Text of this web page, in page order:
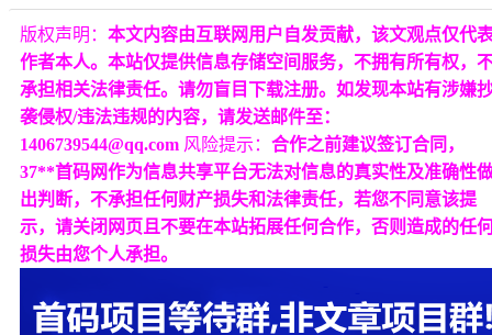
版权声明： 本文内容由互联网用户自发贡献，该文观点仅代
作者本人。本站仅提供信息存储空间服务，不拥有所有权，
承担相关法律责任。请勿盲目下载注册。如发现本站有涉嫌
袭侵权/违法违规的内容，请发送邮件至：
1406739544@qq.com 风险提示： 合作之前建议签订合同，
37**首码网作为信息共享平台无法对信息的真实性及准确性
出判断，不承担任何财产损失和法律责任，若您不同意该提
示，请关闭网页且不要在本站拓展任何合作，否则造成的任
损失由您个人承担。